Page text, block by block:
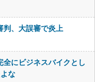
判、大誤審で炎上
にビジネスバイクとし
な